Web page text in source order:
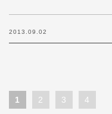
2013.09.02
1 2 3 4